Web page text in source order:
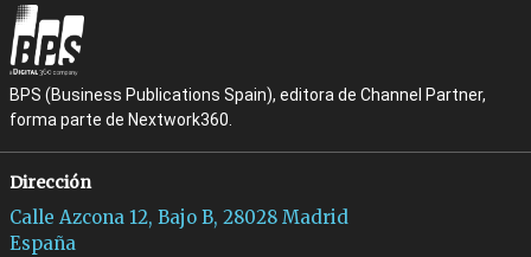
BPS (Business Publications Spain), editora de Channel Partner,
forma parte de Nextwork360.
Dirección
Calle Azcona 12, Bajo B, 28028 Madrid
España